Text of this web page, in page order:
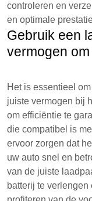
controleren en
en optimale
Gebruik een
vermogen
Het is essentieel
juiste vermogen bij
om efficiëntie te
die compatibel is
ervoor zorgen dat
uw auto snel en
van de juiste
batterij te